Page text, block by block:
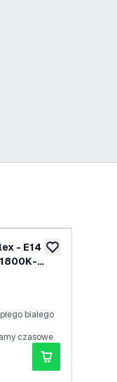
dodaj do listy
- E14 -
białego
czasowe